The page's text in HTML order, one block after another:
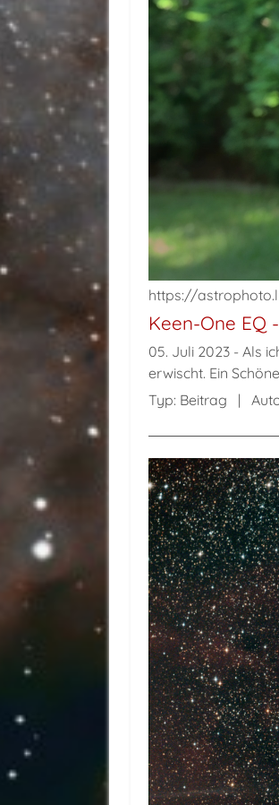
Keen-One EQ
https://
05. Juli 2023
Als
erwischt. Ein
Typ: Beitrag